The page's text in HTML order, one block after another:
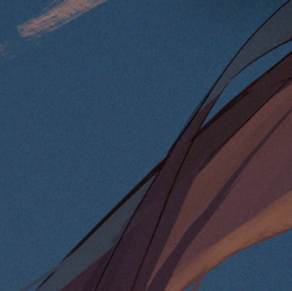
Dracula
Cmyk
Autumn
Business
Acid
Lemonade
Night
Coffee
Winter